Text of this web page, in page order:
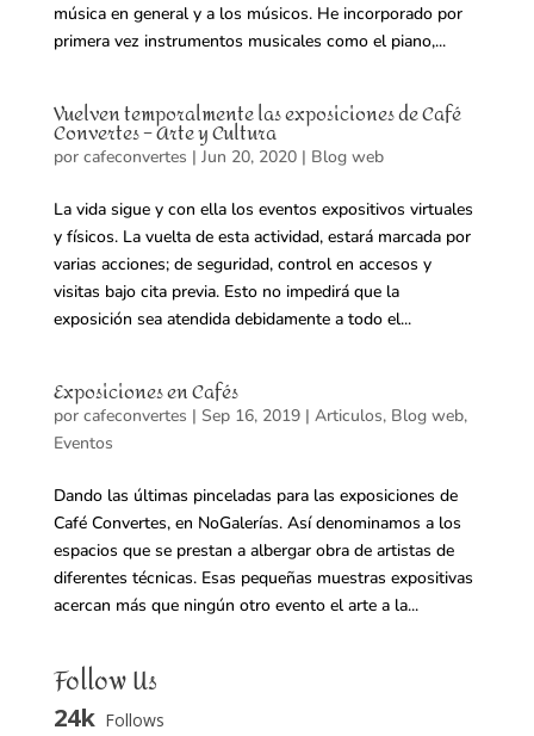
música en general y a los músicos. He incorporado por
primera vez instrumentos musicales como el piano,...
Vuelven temporalmente las exposiciones de Café
Convertes – Arte y Cultura
por cafeconvertes | Jun 20, 2020| Blog web
La vida sigue y con ella los eventos expositivos virtuales
y físicos. La vuelta de esta actividad, estará marcada por
varias acciones; de seguridad, control en accesos y
visitas bajo cita previa. Esto no impedirá que la
exposición sea atendida debidamente a todo el...
Exposiciones en Cafés
por cafeconvertes | Sep 16, 2019| Articulos, Blog web,
Eventos
Dando las últimas pinceladas para las exposiciones de
Café Convertes, en NoGalerías. Así denominamos a los
espacios que se prestan a albergar obra de artistas de
diferentes técnicas. Esas pequeñas muestras expositivas
acercan más que ningún otro evento el arte a la...
Follow Us
24k Follows